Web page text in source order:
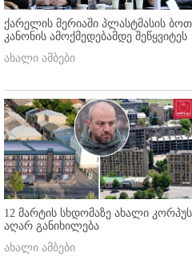
ქარელის მერიაში პლასტმასის
კანონის ამოქმედებამდე შეწყვიტეს
ახალი ამბები
12 მარტის სხდომაზე ახალი
აღარ განიხილება
ახალი ამბები